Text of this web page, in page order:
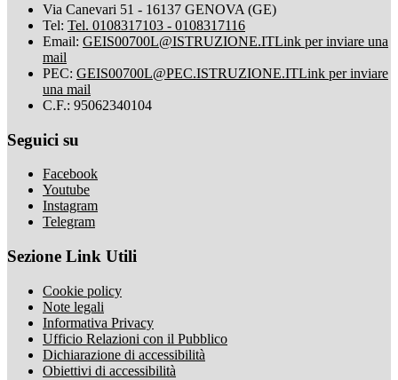
Via Canevari 51 - 16137 GENOVA (GE)
Tel: Tel. 0108317103 - 0108317116
Email: GEIS00700L@ISTRUZIONE.ITLink per inviare una
mail
PEC: GEIS00700L@PEC.ISTRUZIONE.ITLink per inviare
una mail
C.F.: 95062340104
Seguici su
Facebook
Youtube
Instagram
Telegram
Sezione Link Utili
Cookie policy
Note legali
Informativa Privacy
Ufficio Relazioni con il Pubblico
Dichiarazione di accessibilità
Obiettivi di accessibilità